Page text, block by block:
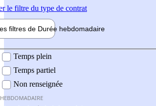
le filtre du type de contrat
filtres de Durée hebdomadaire
Temps plein
Temps partiel
Non renseignée